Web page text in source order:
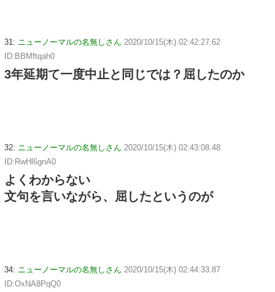
31: ニューノーマルの名無しさん 2020/10/15(木) 02:42:27.62
ID:BBMftqah0
3年延期て一度中止と同じでは？屈したのか
32: ニューノーマルの名無しさん 2020/10/15(木) 02:43:08.48
ID:RwHl6gnA0
よくわからない
文句を言いながら、屈したというのが
34: ニューノーマルの名無しさん 2020/10/15(木) 02:44:33.87
ID:OxNA8PqQ0